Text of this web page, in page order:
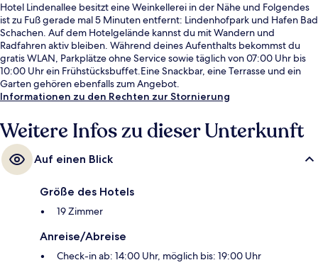
Hotel Lindenallee besitzt eine Weinkellerei in der Nähe und Folgendes
ist zu Fuß gerade mal 5 Minuten entfernt: Lindenhofpark und Hafen Bad
Schachen. Auf dem Hotelgelände kannst du mit Wandern und
Radfahren aktiv bleiben. Während deines Aufenthalts bekommst du
gratis WLAN, Parkplätze ohne Service sowie täglich von 07:00 Uhr bis
10:00 Uhr ein Frühstücksbuffet.Eine Snackbar, eine Terrasse und ein
Garten gehören ebenfalls zum Angebot.
Informationen zu den Rechten zur Stornierung
Weitere Infos zu dieser Unterkunft
Auf einen Blick
Größe des Hotels
19 Zimmer
Anreise/Abreise
Check-in ab: 14:00 Uhr, möglich bis: 19:00 Uhr